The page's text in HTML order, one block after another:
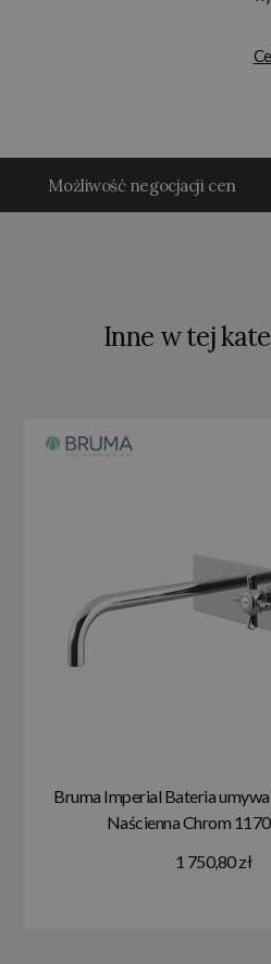
Możliwość negocjacji cen
Inne w tej
Bruma Imperial Bateria
Naścienna Chrom
1 750,80 zł